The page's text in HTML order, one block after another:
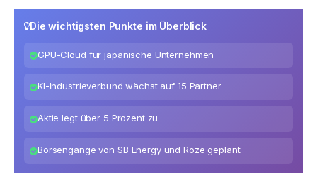
Die wichtigsten Punkte im Überblick
GPU-Cloud für japanische Unternehmen
KI-Industrieverbund wächst auf 15 Partner
Aktie legt über 5 Prozent zu
Börsengänge von SB Energy und Roze geplant